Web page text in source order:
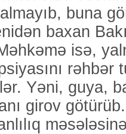
buna
baxan
isə,
rəhbər
Yəni, guya,
girov